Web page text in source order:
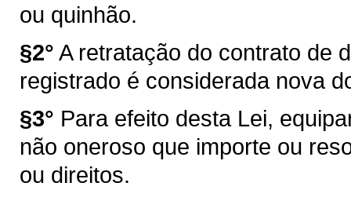
ou quinhão.
§2° A retratação do contrato de
registrado é considerada nova
§3° Para efeito desta Lei,
não oneroso que importe ou
ou direitos.